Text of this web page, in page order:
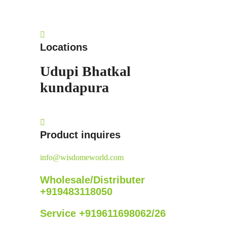
Locations
Udupi Bhatkal
kundapura
Product inquires
info@wisdomeworld.com
Wholesale/Distributer
+919483118050
Service +919611698062/26